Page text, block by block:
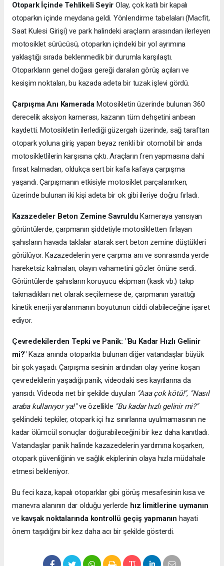
Otopark İçinde Tehlikeli Seyir Olay, çok katlı bir kapalı
otoparkın içinde meydana geldi. Yönlendirme tabelaları (Macfit,
Saat Kulesi Girişi) ve park halindeki araçların arasından ilerleyen
motosiklet sürücüsü, otoparkın içindeki bir yol ayrımına
yaklaştığı sırada beklenmedik bir durumla karşılaştı.
Otoparkların genel doğası gereği daralan görüş açıları ve
kesişim noktaları, bu kazada adeta bir tuzak işlevi gördü.
Çarpışma Anı KameradaMotosikletin üzerinde bulunan 360
derecelik aksiyon kamerası, kazanın tüm dehşetini anbean
kaydetti. Motosikletin ilerlediği güzergah üzerinde, sağ taraftan
otopark yoluna giriş yapan beyaz renkli bir otomobil bir anda
motosikletlilerin karşısına çıktı. Araçların fren yapmasına dahi
fırsat kalmadan, oldukça sert bir kafa kafaya çarpışma
yaşandı. Çarpışmanın etkisiyle motosiklet parçalanırken,
üzerinde bulunan iki kişi adeta bir ok gibi ileriye doğru fırladı.
Kazazedeler Beton Zemine Savruldu Kameraya yansıyan
görüntülerde, çarpmanın şiddetiyle motosikletten fırlayan
şahısların havada taklalar atarak sert beton zemine düştükleri
görülüyor. Kazazedelerin yere çarpma anı ve sonrasında yerde
hareketsiz kalmaları, olayın vahametini gözler önüne serdi.
Görüntülerde şahısların koruyucu ekipman (kask vb.) takıp
takmadıkları net olarak seçilemese de, çarpmanın yarattığı
kinetik enerji yaralanmanın boyutunun ciddi olabileceğine işaret
ediyor.
Çevredekilerden Tepki ve Panik: "Bu Kadar Hızlı Gelinir
mi?" Kaza anında otoparkta bulunan diğer vatandaşlar büyük
bir şok yaşadı. Çarpışma sesinin ardından olay yerine koşan
çevredekilerin yaşadığı panik, videodaki ses kayıtlarına da
yansıdı. Videoda net bir şekilde duyulan "Aaa çok kötü!", "Nasıl
araba kullanıyor ya!"ve özellikle "Bu kadar hızlı gelinir mi?"
şeklindeki tepkiler, otopark içi hız sınırlarına uyulmamasının ne
kadar ölümcül sonuçlar doğurabileceğini bir kez daha kanıtladı.
Vatandaşlar panik halinde kazazedelerin yardımına koşarken,
otopark güvenliğinin ve sağlık ekiplerinin olaya hızla müdahale
etmesi bekleniyor.
Bu feci kaza, kapalı otoparklar gibi görüş mesafesinin kısa ve
manevra alanının dar olduğu yerlerde hız limitlerine uymanın
ve kavşak noktalarında kontrollü geçiş yapmanın hayati
önem taşıdığını bir kez daha acı bir şekilde gösterdi.